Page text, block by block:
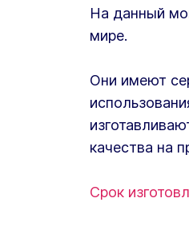
На данный
мире.
Они имеют
качества на
Срок